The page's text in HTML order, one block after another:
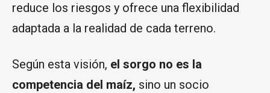
reduce los riesgos y ofrece una flexibilidad
adaptada a la realidad de cada terreno.
Según esta visión, el sorgo no es la
competencia del maíz, sino un socio